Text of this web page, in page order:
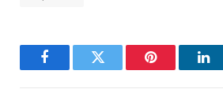
FacebookGorjeo Pinterest